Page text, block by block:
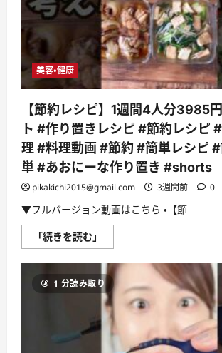
大
変
身！？
洗
濯
の
悩
み
を
解
消
す
る
「±0
コ
ン
パ
ク
ト
衣
類
乾
燥
リ
ア
ル
レ
ビ
ュ
ー！！
#shorts
デ
美容・健康
【節約レシピ】1週間4人分3985
ト #作り置きレシピ #節約レシピ
理 #料理動画 #節約 #簡単レシピ
単 #あおにーな作り置き #shorts
pikakichi2015@gmail.com 3週間前 0
▼フルバージョン動画はこちら ・【節
「続きを読む」
約
シ
ピ】
1
週
間
4
人
分
3985
1 分読み取り